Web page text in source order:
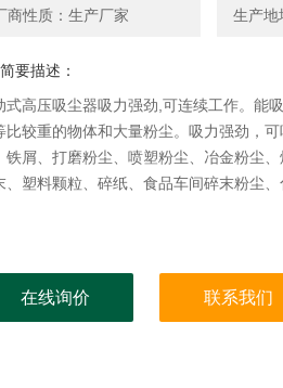
商性质：生产厂家 生产地
简要描述：
式高压吸尘器吸力强劲,可连续工作。能
比较重的物体和大量粉尘。吸力强劲，
铁屑、打磨粉尘、喷塑粉尘、冶金粉尘
、塑料颗粒、碎纸、食品车间碎末粉尘
在线询价 联系我们